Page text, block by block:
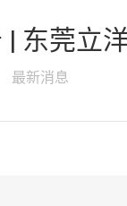
| 东莞立
最新消息